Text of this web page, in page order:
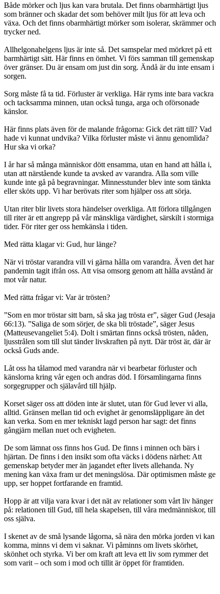
Både mörker och ljus kan vara brutala. Det finns obarmhärtigt ljus
som bränner och skadar det som behöver milt ljus för att leva och
växa. Och det finns obarmhärtigt mörker som isolerar, skrämmer och
trycker ned.
Allhelgonahelgens ljus är inte så. Det samspelar med mörkret på ett
barmhärtigt sätt. Här finns en ömhet. Vi förs samman till gemenskap
över gränser. Du är ensam om just din sorg. Ändå är du inte ensam i
sorgen.
Sorg måste få ta tid. Förluster är verkliga. Här ryms inte bara vackra
och tacksamma minnen, utan också tunga, arga och oförsonade
känslor.
Här finns plats även för de malande frågorna: Gick det rätt till? Vad
hade vi kunnat undvika? Vilka förluster måste vi ännu genomlida?
Hur ska vi orka?
I år har så många människor dött ensamma, utan en hand att hålla i,
utan att närstående kunde ta avsked av varandra. Alla som ville
kunde inte gå på begravningar. Minnesstunder blev inte som tänkta
eller sköts upp. Vi har berövats riter som hjälper oss att sörja.
Utan riter blir livets stora händelser overkliga. Att förlora tillgången
till riter är ett angrepp på vår mänskliga värdighet, särskilt i stormiga
tider. För riter ger oss hemkänsla i tiden.
Med rätta klagar vi: Gud, hur länge?
När vi tröstar varandra vill vi gärna hålla om varandra. Även det har
pandemin tagit ifrån oss. Att visa omsorg genom att hålla avstånd är
mot vår natur.
Med rätta frågar vi: Var är trösten?
”Som en mor tröstar sitt barn, så ska jag trösta er”, säger Gud (Jesaja
66:13). ”Saliga de som sörjer, de ska bli tröstade”, säger Jesus
(Matteusevangeliet 5:4). Dolt i smärtan finns också trösten, nåden,
ljusstrålen som till slut tänder livskraften på nytt. Där tröst är, där är
också Guds ande.
Låt oss ha tålamod med varandra när vi bearbetar förluster och
känslorna kring vår egen och andras död. I församlingarna finns
sorgegrupper och själavård till hjälp.
Korset säger oss att döden inte är slutet, utan för Gud lever vi alla,
alltid. Gränsen mellan tid och evighet är genomsläppligare än det
kan verka. Som en mer tekniskt lagd person har sagt: det finns
gångjärn mellan nuet och evigheten.
De som lämnat oss finns hos Gud. De finns i minnen och bärs i
hjärtan. De finns i den insikt som ofta väcks i dödens närhet: Att
gemenskap betyder mer än jagandet efter livets allehanda. Ny
mening kan växa fram ur det meningslösa. Där optimismen måste ge
upp, ser hoppet fortfarande en framtid.
Hopp är att vilja vara kvar i det nät av relationer som vårt liv hänger
på: relationen till Gud, till hela skapelsen, till våra medmänniskor, till
oss själva.
I skenet av de små lysande lågorna, så nära den mörka jorden vi kan
komma, minns vi dem vi saknar. Vi påminns om livets skörhet,
skönhet och styrka. Vi ber om kraft att leva ett liv som rymmer det
som varit – och som i mod och tillit är öppet för framtiden.